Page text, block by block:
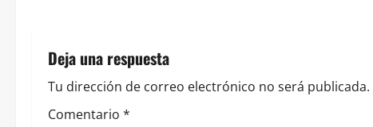
n
d
e
Deja una respuesta
Tu dirección de correo electrónico no será publicada.
Comentario *